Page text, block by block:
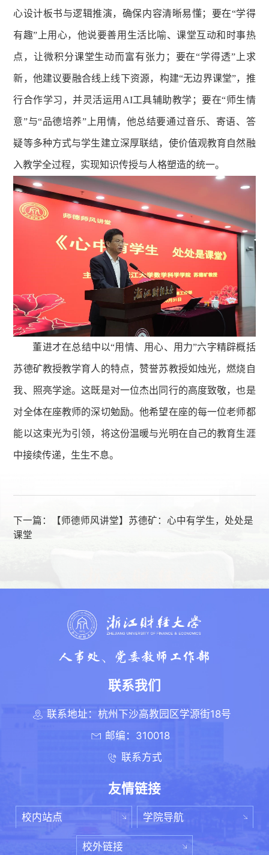
心设计板书与逻辑推演，确保内容清晰易懂；要在“学得
有趣”上用心，他说要善用生活比喻、课堂互动和时事热
点，让微积分课堂生动而富有张力；要在“学得透”上求
新，他建议要融合线上线下资源，构建“无边界课堂”，推
行合作学习，并灵活运用AI工具辅助教学；要在“师生情
意”与“品德培养”上用情，他总结要通过音乐、寄语、答
疑等多种方式与学生建立深厚联结，使价值观教育自然融
入教学全过程，实现知识传授与人格塑造的统一。
董进才在总结中以“用情、用心、用力”六字精辟概括
苏德矿教授教学育人的特点，赞誉苏教授如烛光，燃烧自
我、照亮学途。这既是对一位杰出同行的高度致敬，也是
对全体在座教师的深切勉励。他希望在座的每一位老师都
能以这束光为引领，将这份温暖与光明在自己的教育生涯
中接续传递，生生不息。
下一篇：
【师德师风讲堂】苏德矿：心中有学生，处处是
课堂
联系我们
联系地址：杭州下沙高教园区学源街18号
邮编：310018
联系方式
友情链接
校内站点 学院导航
校外链接